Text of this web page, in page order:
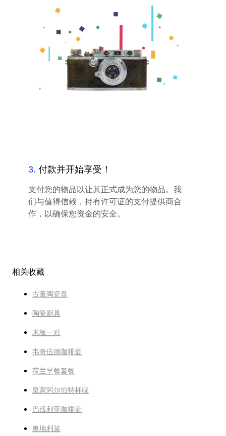
3. 付款并开始享受！
支付您的物品以让其正式成为您的物品。我
们与值得信赖，持有许可证的支付提供商合
作，以确保您资金的安全。
相关收藏
古董陶瓷盘
陶瓷厨具
木板一对
韦奇伍德咖啡壶
荷兰早餐套餐
皇家阿尔伯特杯碟
巴伐利亚咖啡壶
奥地利菜